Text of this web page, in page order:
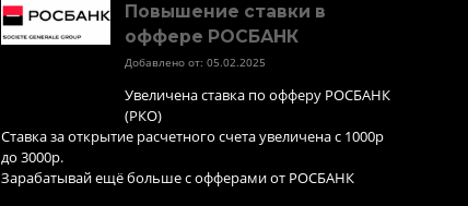
Повышение ставки в
оффере РОСБАНК
Добавлено от: 05.02.2025
Увеличена ставка по офферу РОСБАНК
(РКО)
Ставка за открытие расчетного счета увеличена с 1000р
до 3000р.
Зарабатывай ещё больше с офферами от РОСБАНК